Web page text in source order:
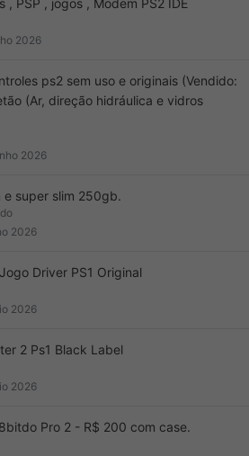
, PSP , jogos , Modem PS2 IDE
2026
ps2 sem uso e originais (Vendido:
(Ar, direção hidráulica e vidros
2026
e super slim 250gb.
2026
Driver PS1 Original
2026
2 Ps1 Black Label
2026
Pro 2 - R$ 200 com case.